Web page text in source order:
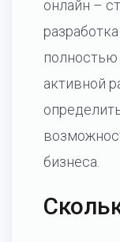
онлайн –
активной
бизнеса.